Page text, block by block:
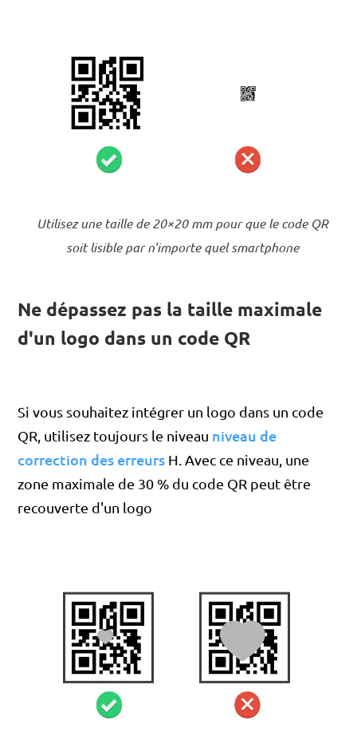
Utilisez une taille de 20×20 mm pour que le code QR
soit lisible par n'importe quel smartphone
Ne dépassez pas la taille maximale
d'un logo dans un code QR
Si vous souhaitez intégrer un logo dans un code
QR, utilisez toujours le niveau niveau de
correction des erreurs H. Avec ce niveau, une
zone maximale de 30 % du code QR peut être
recouverte d'un logo